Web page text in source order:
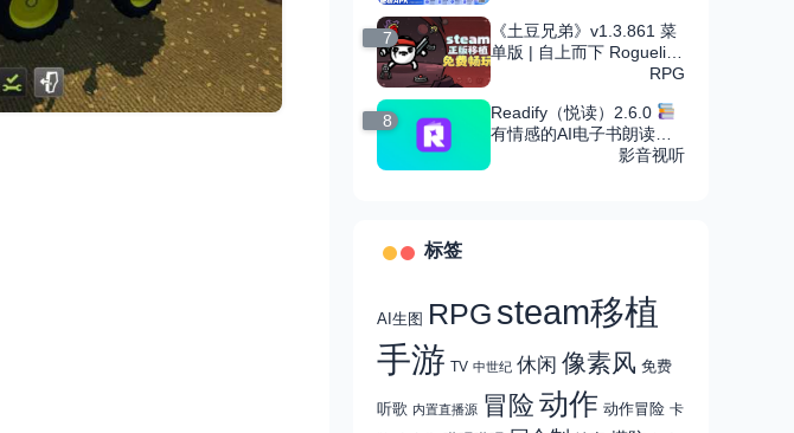
7
《土豆兄弟》v1.3.861 菜
单版 | 自上而下 Roguelike
RPG
8
Readify（悦读）2.6.0
有情感的AI电子书朗读，
多国语言，支持多格式
影音视听
标签
AI生图 RPG steam移植
手游 TV 中世纪 休闲 像素风 免费
听歌 内置直播源 冒险 动作 动作冒险 卡